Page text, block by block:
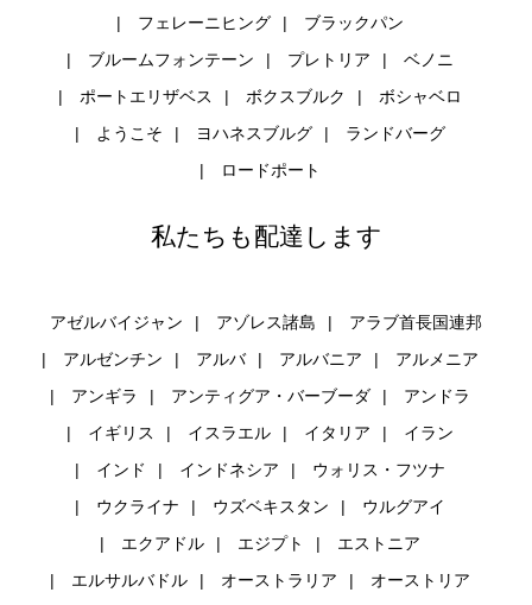
フェレーニヒング
ブラックパン
ブルームフォンテーン
プレトリア
ベノニ
ポートエリザベス
ボクスブルク
ボシャベロ
ようこそ
ヨハネスブルグ
ランドバーグ
ロードポート
私たちも配達します
アゼルバイジャン アゾレス諸島
アラブ首長国連邦
アルゼンチン
アルバ アルバニア
アルメニア
アンギラ
アンティグア・バーブーダ
アンドラ
イギリス
イスラエル イタリア
イラン
インド
インドネシア
ウォリス・フツナ
ウクライナ
ウズベキスタン
ウルグアイ
エクアドル
エジプト
エストニア
エルサルバドル
オーストラリア
オーストリア